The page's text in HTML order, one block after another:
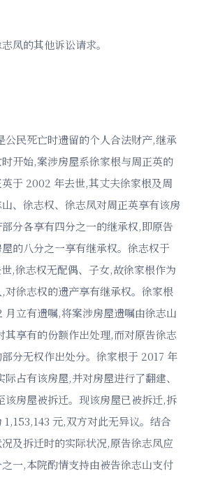
凤的其他诉讼请求。
公民死亡时遗留的个人合法财产,继承
开始,案涉房屋系徐家根与周正英的
于 2002 年去世,其丈夫徐家根及周
、徐志权、徐志凤对周正英享有该房
分各享有四分之一的继承权,即原告
的八分之一享有继承权。徐志权于
,徐志权无配偶、子女,故徐家根作为
对徐志权的遗产享有继承权。徐家根
月立有遗嘱,将案涉房屋遗嘱由徐志山
其享有的份额作出处理,而对原告徐志
分无权作出处分。徐家根于 2017 年
占有该房屋,并对房屋进行了翻建、
该房屋被拆迁。现该房屋已被拆迁,拆
1,153,143 元,双方对此无异议。结合
及拆迁时的实际状况,原告徐志凤应
一,本院酌情支持由被告徐志山支付